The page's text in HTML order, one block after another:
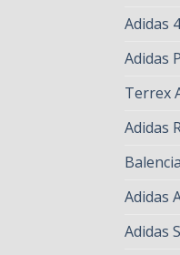
Adidas
Adidas
Terrex
Adidas
Adidas
Adidas